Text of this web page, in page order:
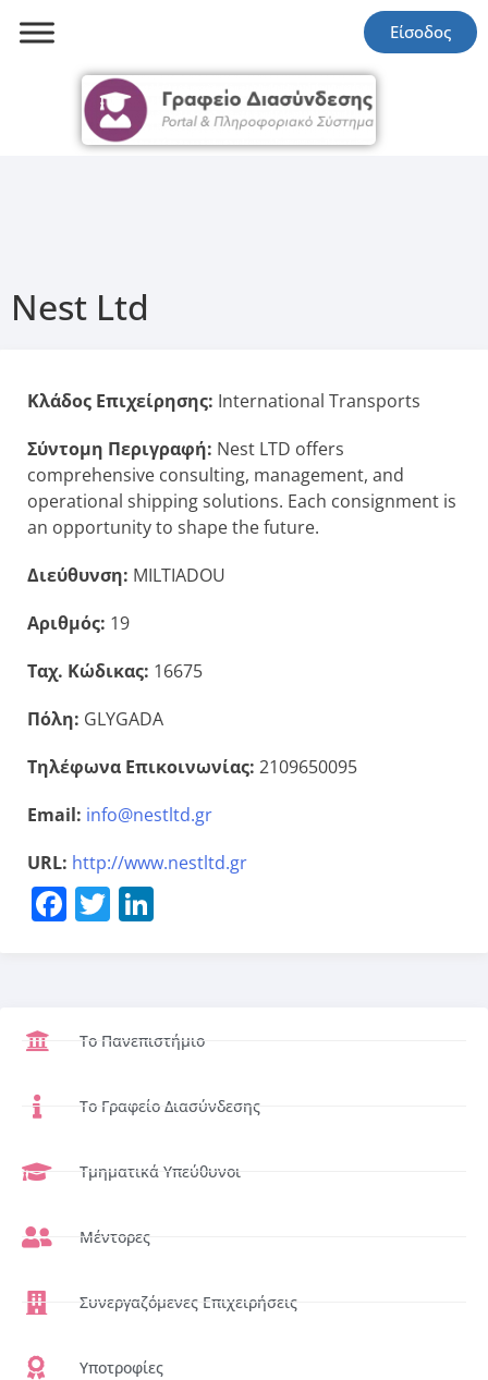
Είσοδος
Nest Ltd
Κλάδος Επιχείρησης: International Transports
Σύντομη Περιγραφή: Nest LTD offers
comprehensive consulting, management, and
operational shipping solutions. Each consignment is
an opportunity to shape the future.
Διεύθυνση: MILTIADOU
Αριθμός: 19
Ταχ. Κώδικας: 16675
Πόλη: GLYGADA
Τηλέφωνα Επικοινωνίας: 2109650095
Email: info@nestltd.gr
URL: http://www.nestltd.gr
Facebook
Twitter
Το Πανεπιστήμιο
Το Γραφείο Διασύνδεσης
Τμηματικά Υπεύθυνοι
Μέντορες
Συνεργαζόμενες Επιχειρήσεις
Υποτροφίες